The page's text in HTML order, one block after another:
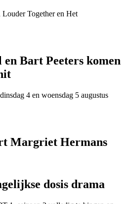
Together en Het
Bart Peeters komen
4 en woensdag 5 augustus
Margriet Hermans
dosis drama